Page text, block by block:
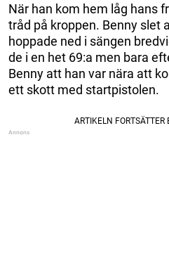
När han kom hem låg hans
tråd på kroppen. Benny slet
hoppade ned i sängen
de i en het 69:a men bara
Benny att han var nära att
ett skott med startpistolen.